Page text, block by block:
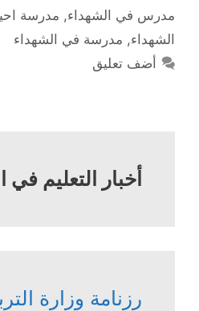
مدرس في الشهداء, مدرسة
الشهداء, مدرسة في الشهداء
أضف تعليق
أخبار التعليم
رزنامة وزارة